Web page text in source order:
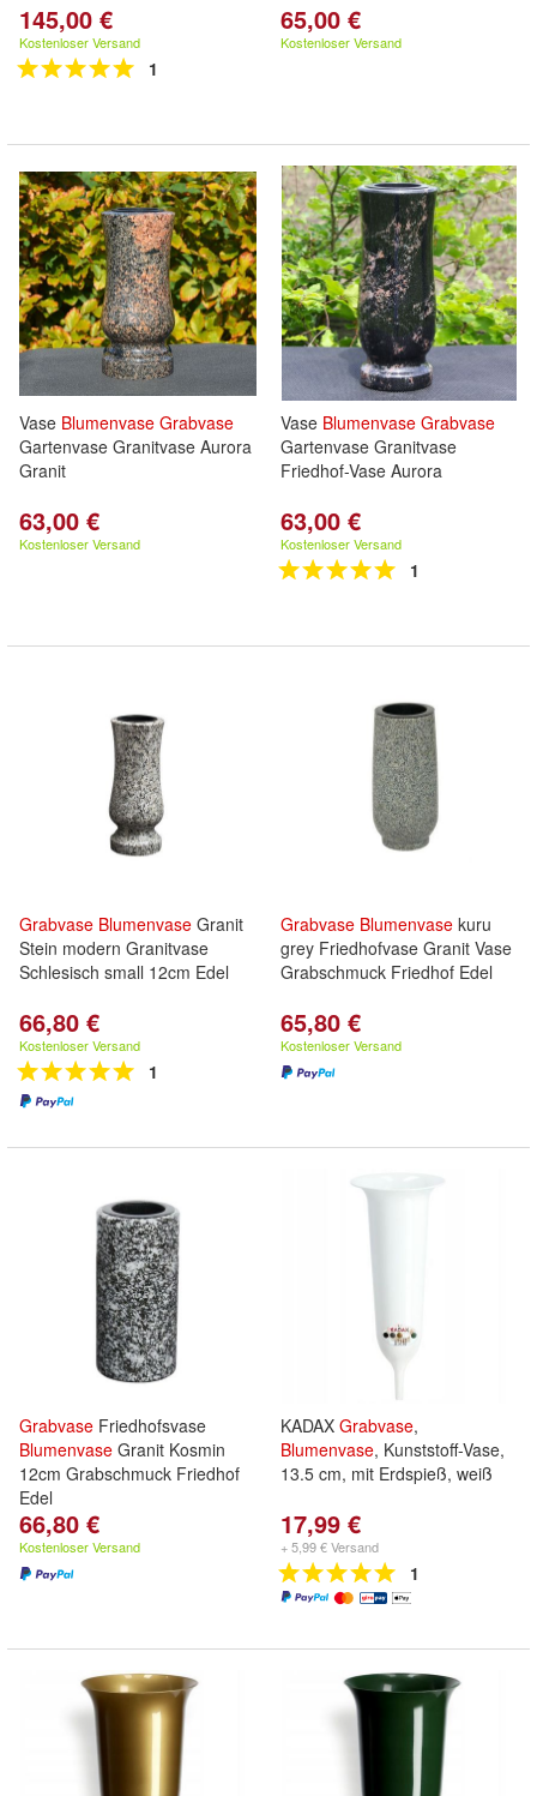
145,00 €
Kostenloser Versand
1
65,00 €
Kostenloser Versand
Vase Blumenvase Grabvase
Gartenvase Granitvase Aurora
Granit
63,00 €
Kostenloser Versand
Vase Blumenvase Grabvase
Gartenvase Granitvase
Friedhof-Vase Aurora
63,00 €
Kostenloser Versand
1
Grabvase Blumenvase Granit
Stein modern Granitvase
Schlesisch small 12cm Edel
66,80 €
Kostenloser Versand
1
Grabvase Blumenvase kuru
grey Friedhofvase Granit Vase
Grabschmuck Friedhof Edel
65,80 €
Kostenloser Versand
Grabvase Friedhofsvase
Blumenvase Granit Kosmin
12cm Grabschmuck Friedhof
Edel
66,80 €
Kostenloser Versand
KADAX Grabvase,
Blumenvase, Kunststoff-Vase,
13.5 cm, mit Erdspieß, weiß
17,99 €
+ 5,99 € Versand
1